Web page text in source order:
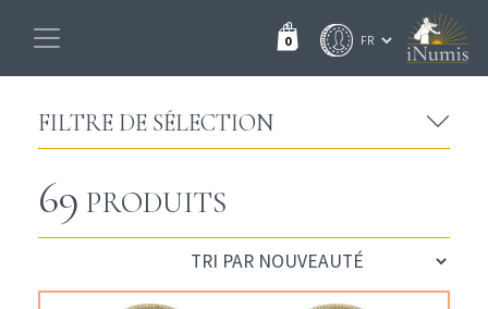
0
FILTRE DE SÉLECTION
69 PRODUITS